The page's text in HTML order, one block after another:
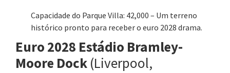
Capacidade do Parque Villa: 42,000 – Um terreno
histórico pronto para receber o euro 2028 drama.
Euro 2028 Estádio Bramley-
Moore Dock (Liverpool,